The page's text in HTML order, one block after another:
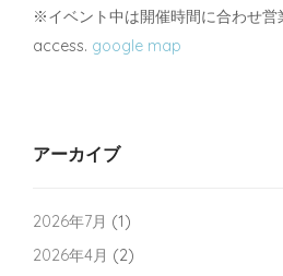
※イベント中は開催時間に合わせ営
access. google map
アーカイブ
2026年7月 (1)
2026年4月 (2)